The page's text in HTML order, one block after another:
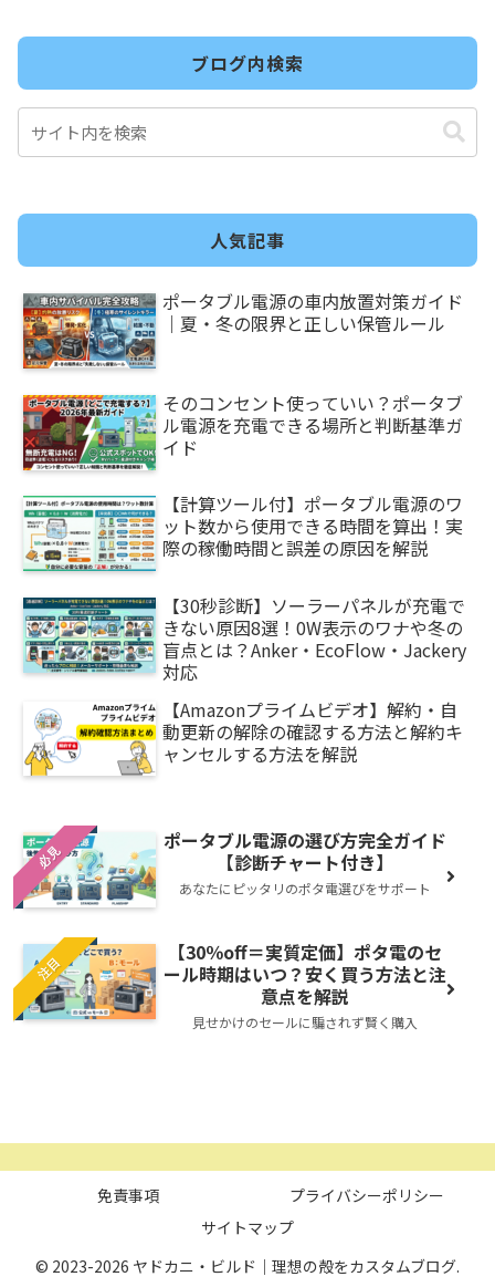
ブログ内検索
人気記事
ポータブル電源の車内放置対策ガイド
｜夏・冬の限界と正しい保管ルール
そのコンセント使っていい？ポータブ
ル電源を充電できる場所と判断基準ガ
イド
【計算ツール付】ポータブル電源のワ
ット数から使用できる時間を算出！実
際の稼働時間と誤差の原因を解説
【30秒診断】ソーラーパネルが充電で
きない原因8選！0W表示のワナや冬の
盲点とは？Anker・EcoFlow・Jackery
対応
【Amazonプライムビデオ】解約・自
動更新の解除の確認する方法と解約キ
ャンセルする方法を解説
必見
ポータブル電源の選び方完全ガイド
【診断チャート付き】
あなたにピッタリのポタ電選びをサポート
注目
【30％off＝実質定価】ポタ電のセ
ール時期はいつ？安く買う方法と注
意点を解説
見せかけのセールに騙されず賢く購入
免責事項
プライバシーポリシー
サイトマップ
© 2023-2026 ヤドカニ・ビルド｜理想の殻をカスタムブログ.